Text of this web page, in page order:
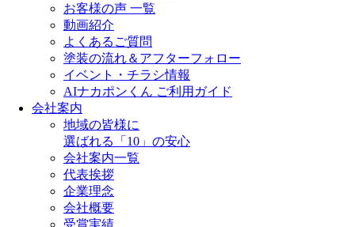
お客様の声 一覧
動画紹介
よくあるご質問
塗装の流れ＆アフターフォロー
イベント・チラシ情報
AIナカポンくん ご利用ガイド
会社案内
地域の皆様に
選ばれる「10」の安心
会社案内一覧
代表挨拶
企業理念
会社概要